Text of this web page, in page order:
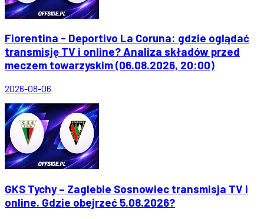
Fiorentina - Deportivo La Coruna: gdzie oglądać
transmisję TV i online? Analiza składów przed
meczem towarzyskim (06.08.2026, 20:00)
2026-08-06
GKS Tychy – Zaglebie Sosnowiec transmisja TV i
online. Gdzie obejrzeć 5.08.2026?